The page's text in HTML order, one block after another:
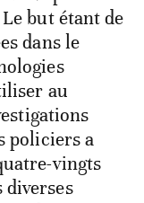
but étant de
dans le
au
policiers a
vingts
diverses